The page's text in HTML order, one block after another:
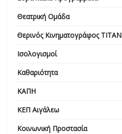
Θεατρική Ομάδα
Θερινός Κινηματογράφος ΤΙΤΑΝ
Ισολογισμοί
Καθαριότητα
ΚΑΠΗ
ΚΕΠ Αιγάλεω
Κοινωνική Προστασία